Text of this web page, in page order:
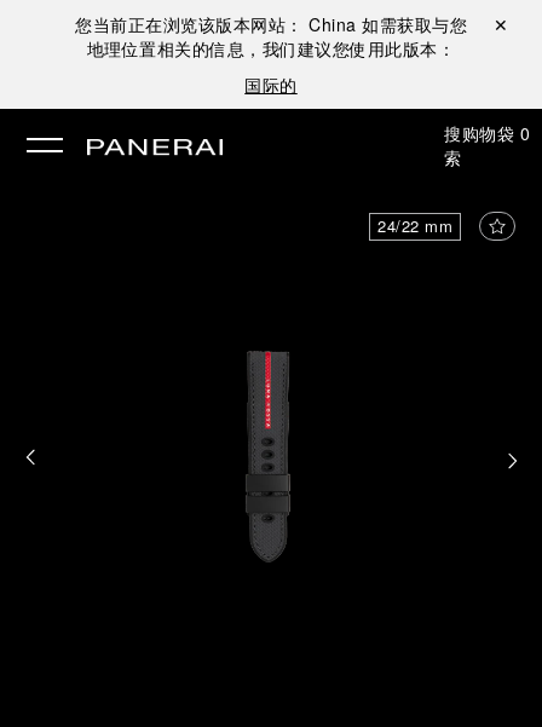
您当前正在浏览该版本网站： China 如需获取与您
地理位置相关的信息，我们建议您使用此版本：
国际的
关闭 ✕
搜
索
购物袋 0
24/22 mm